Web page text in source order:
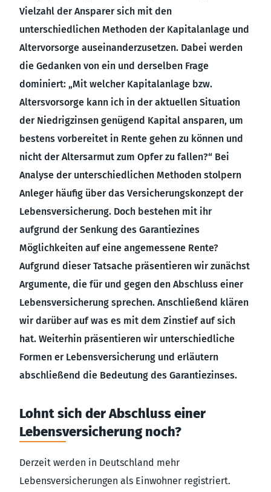
Vielzahl der Ansparer sich mit den
unterschiedlichen Methoden der Kapitalanlage und
Altervorsorge auseinanderzusetzen. Dabei werden
die Gedanken von ein und derselben Frage
dominiert: „Mit welcher Kapitalanlage bzw.
Altersvorsorge kann ich in der aktuellen Situation
der Niedrigzinsen genügend Kapital ansparen, um
bestens vorbereitet in Rente gehen zu können und
nicht der Altersarmut zum Opfer zu fallen?“ Bei
Analyse der unterschiedlichen Methoden stolpern
Anleger häufig über das Versicherungskonzept der
Lebensversicherung. Doch bestehen mit ihr
aufgrund der Senkung des Garantiezines
Möglichkeiten auf eine angemessene Rente?
Aufgrund dieser Tatsache präsentieren wir zunächst
Argumente, die für und gegen den Abschluss einer
Lebensversicherung sprechen. Anschließend klären
wir darüber auf was es mit dem Zinstief auf sich
hat. Weiterhin präsentieren wir unterschiedliche
Formen er Lebensversicherung und erläutern
abschließend die Bedeutung des Garantiezinses.
Lohnt sich der Abschluss einer
Lebensversicherung noch?
Derzeit werden in Deutschland mehr
Lebensversicherungen als Einwohner registriert.